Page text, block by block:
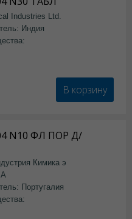
Industries Ltd.
Индия
В корзину
N10 ФЛ ПОР Д/
Кимика э
Португалия